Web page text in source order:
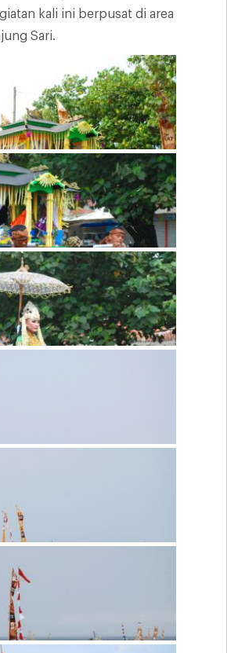
kali ini berpusat di area
Sari.